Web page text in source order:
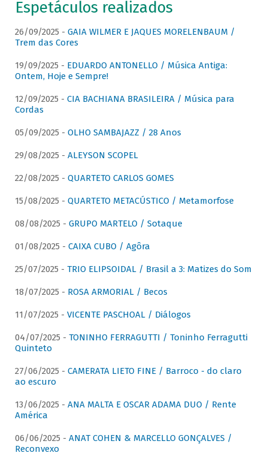
Espetáculos realizados
26/09/2025 - GAIA WILMER E JAQUES MORELENBAUM /
Trem das Cores
19/09/2025 - EDUARDO ANTONELLO / Música Antiga:
Ontem, Hoje e Sempre!
12/09/2025 - CIA BACHIANA BRASILEIRA / Música para
Cordas
05/09/2025 - OLHO SAMBAJAZZ / 28 Anos
29/08/2025 - ALEYSON SCOPEL
22/08/2025 - QUARTETO CARLOS GOMES
15/08/2025 - QUARTETO METACÚSTICO / Metamorfose
08/08/2025 - GRUPO MARTELO / Sotaque
01/08/2025 - CAIXA CUBO / Agôra
25/07/2025 - TRIO ELIPSOIDAL / Brasil a 3: Matizes do Som
18/07/2025 - ROSA ARMORIAL / Becos
11/07/2025 - VICENTE PASCHOAL / Diálogos
04/07/2025 - TONINHO FERRAGUTTI / Toninho Ferragutti
Quinteto
27/06/2025 - CAMERATA LIETO FINE / Barroco - do claro
ao escuro
13/06/2025 - ANA MALTA E OSCAR ADAMA DUO / Rente
América
06/06/2025 - ANAT COHEN & MARCELLO GONÇALVES /
Reconvexo